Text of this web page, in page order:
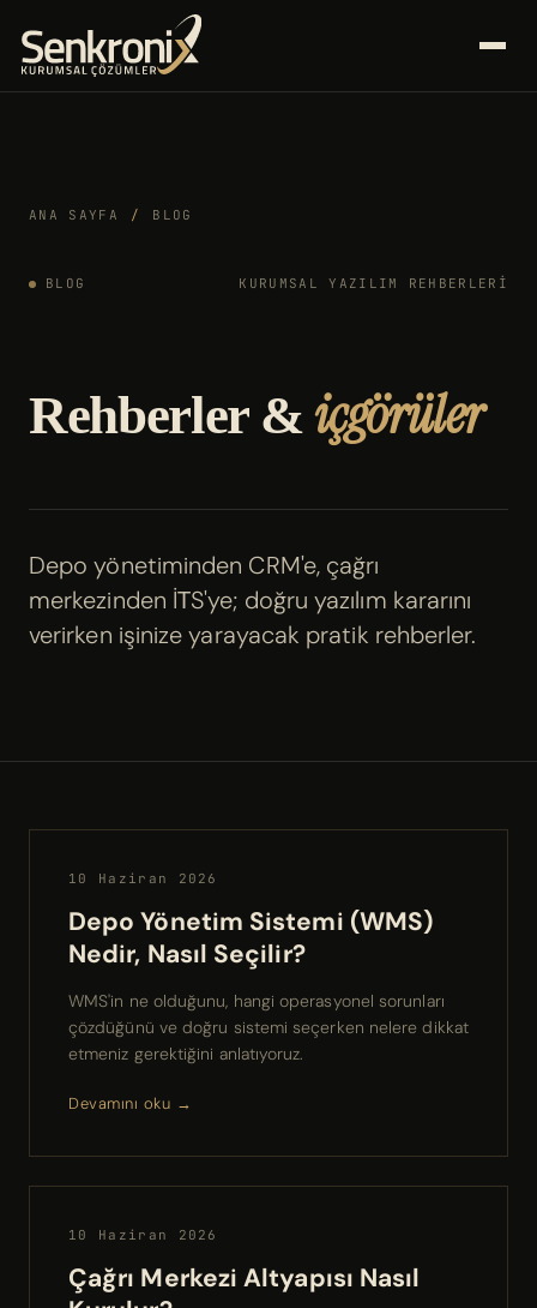
ANA SAYFA / BLOG
BLOG KURUMSAL YAZILIM REHBERLERI
Rehberler &içgörüler
Depo yönetiminden CRM'e, çağrı
merkezinden İТS'ye; doğru yazılım kararını
verirken işinize yarayacak pratik rehberler.
10 Haziran 2026
Depo Yönetim Sistemi (WMS)
Nedir, Nasıl Seçilir?
WMS'in ne olduğunu, hangi operasyonel sorunları
çözdüğünü ve doğru sistemi seçerken nelere dikkat
etmeniz gerektiğini anlatıyoruz.
Devamını oku →
10 Haziran 2026
Çağrı Merkezi Altyapısı Nasıl